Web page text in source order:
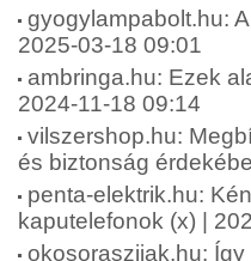
gyogylampabolt.hu:
2025-03-18 09:01
ambringa.hu: Ezek
2024-11-18 09:14
vilszershop.hu:
és biztonság
penta-elektrik.hu:
kaputelefonok (x) |
okosoraszijak.hu: